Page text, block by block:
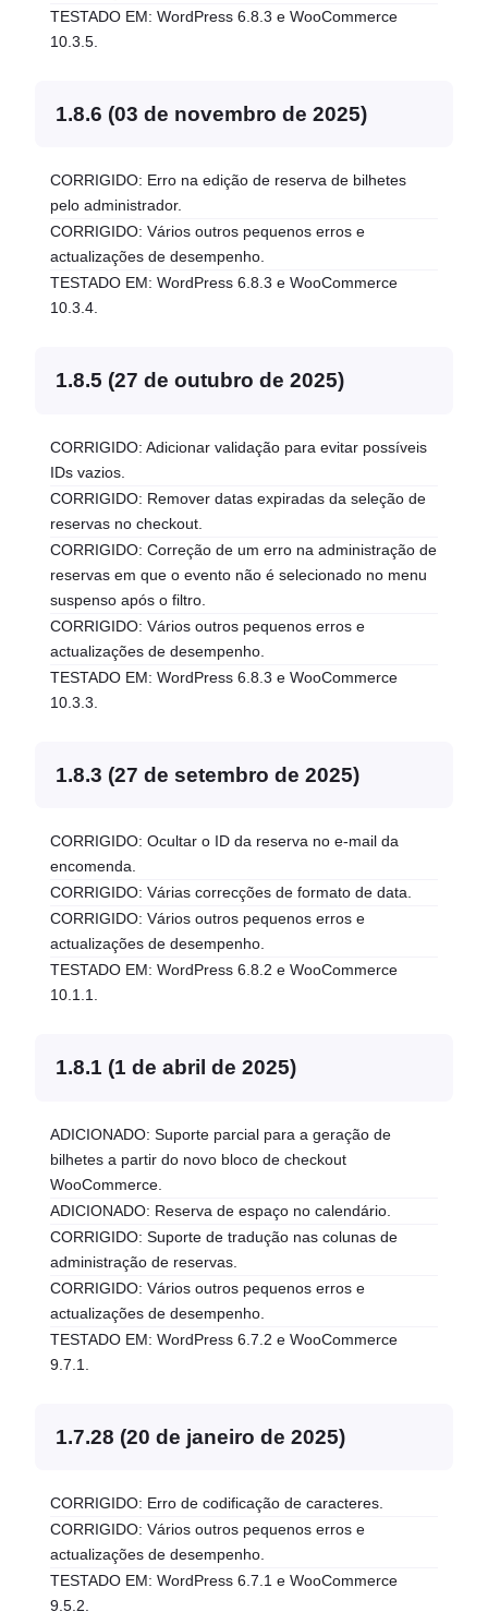
TESTADO EM: WordPress 6.8.3 e WooCommerce
10.3.5.
1.8.6 (03 de novembro de 2025)
CORRIGIDO: Erro na edição de reserva de bilhetes
pelo administrador.
CORRIGIDO: Vários outros pequenos erros e
actualizações de desempenho.
TESTADO EM: WordPress 6.8.3 e WooCommerce
10.3.4.
1.8.5 (27 de outubro de 2025)
CORRIGIDO: Adicionar validação para evitar possíveis
IDs vazios.
CORRIGIDO: Remover datas expiradas da seleção de
reservas no checkout.
CORRIGIDO: Correção de um erro na administração de
reservas em que o evento não é selecionado no menu
suspenso após o filtro.
CORRIGIDO: Vários outros pequenos erros e
actualizações de desempenho.
TESTADO EM: WordPress 6.8.3 e WooCommerce
10.3.3.
1.8.3 (27 de setembro de 2025)
CORRIGIDO: Ocultar o ID da reserva no e-mail da
encomenda.
CORRIGIDO: Várias correcções de formato de data.
CORRIGIDO: Vários outros pequenos erros e
actualizações de desempenho.
TESTADO EM: WordPress 6.8.2 e WooCommerce
10.1.1.
1.8.1 (1 de abril de 2025)
ADICIONADO: Suporte parcial para a geração de
bilhetes a partir do novo bloco de checkout
WooCommerce.
ADICIONADO: Reserva de espaço no calendário.
CORRIGIDO: Suporte de tradução nas colunas de
administração de reservas.
CORRIGIDO: Vários outros pequenos erros e
actualizações de desempenho.
TESTADO EM: WordPress 6.7.2 e WooCommerce
9.7.1.
1.7.28 (20 de janeiro de 2025)
CORRIGIDO: Erro de codificação de caracteres.
CORRIGIDO: Vários outros pequenos erros e
actualizações de desempenho.
TESTADO EM: WordPress 6.7.1 e WooCommerce
9.5.2.